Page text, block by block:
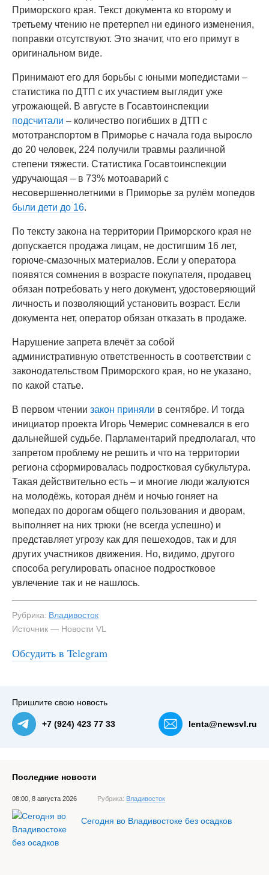
Приморского края. Текст документа ко второму и
третьему чтению не претерпел ни единого изменения,
поправки отсутствуют. Это значит, что его примут в
оригинальном виде.
Принимают его для борьбы с юными мопедистами –
статистика по ДТП с их участием выглядит уже
угрожающей. В августе в Госавтоинспекции
подсчитали – количество погибших в ДТП с
мототранспортом в Приморье с начала года выросло
до 20 человек, 224 получили травмы различной
степени тяжести. Статистика Госавтоинспекции
удручающая – в 73% мотоаварий с
несовершеннолетними в Приморье за рулём мопедов
были дети до 16.
По тексту закона на территории Приморского края не
допускается продажа лицам, не достигшим 16 лет,
горюче-смазочных материалов. Если у оператора
появятся сомнения в возрасте покупателя, продавец
обязан потребовать у него документ, удостоверяющий
личность и позволяющий установить возраст. Если
документа нет, оператор обязан отказать в продаже.
Нарушение запрета влечёт за собой
административную ответственность в соответствии с
законодательством Приморского края, но не указано,
по какой статье.
В первом чтении закон приняли в сентябре. И тогда
инициатор проекта Игорь Чемерис сомневался в его
дальнейшей судьбе. Парламентарий предполагал, что
запретом проблему не решить и что на территории
региона сформировалась подростковая субкультура.
Такая действительно есть – и многие люди жалуются
на молодёжь, которая днём и ночью гоняет на
мопедах по дорогам общего пользования и дворам,
выполняет на них трюки (не всегда успешно) и
представляет угрозу как для пешеходов, так и для
других участников движения. Но, видимо, другого
способа регулировать опасное подростковое
увлечение так и не нашлось.
Рубрика: Владивосток
Источник — Новости VL
Обсудить в Telegram
Пришлите свою новость
+7 (924) 423 77 33 lenta@newsvl.ru
Последние новости
08:00, 8 августа 2026 Рубрика: Владивосток
Сегодня во Владивостоке без осадков